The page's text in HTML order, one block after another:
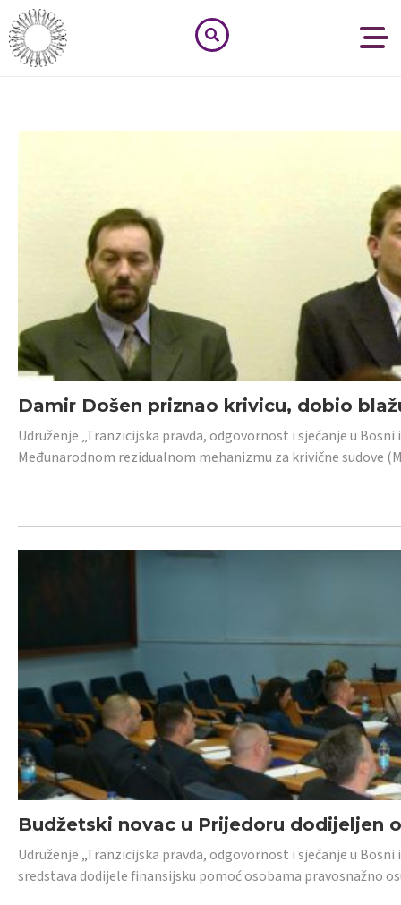
Damir Došen priznao krivicu, dobio
Udruženje „Tranzicijska pravda, odgovornost i sjećanje u
Međunarodnom rezidualnom mehanizmu za krivične sudove
Budžetski novac u Prijedoru dodijeljen
Udruženje „Tranzicijska pravda, odgovornost i sjećanje u
sredstava dodijele finansijsku pomoć osobama pravosnažno